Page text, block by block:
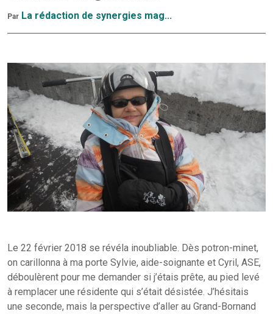
Par La rédaction de synergies mag...
Le 22 février 2018 se révéla inoubliable. Dès potron-minet,
on carillonna à ma porte Sylvie, aide-soignante et Cyril, ASE,
déboulèrent pour me demander si j’étais prête, au pied levé
à remplacer une résidente qui s’était désistée. J’hésitais
une seconde, mais la perspective d’aller au Grand-Bornand